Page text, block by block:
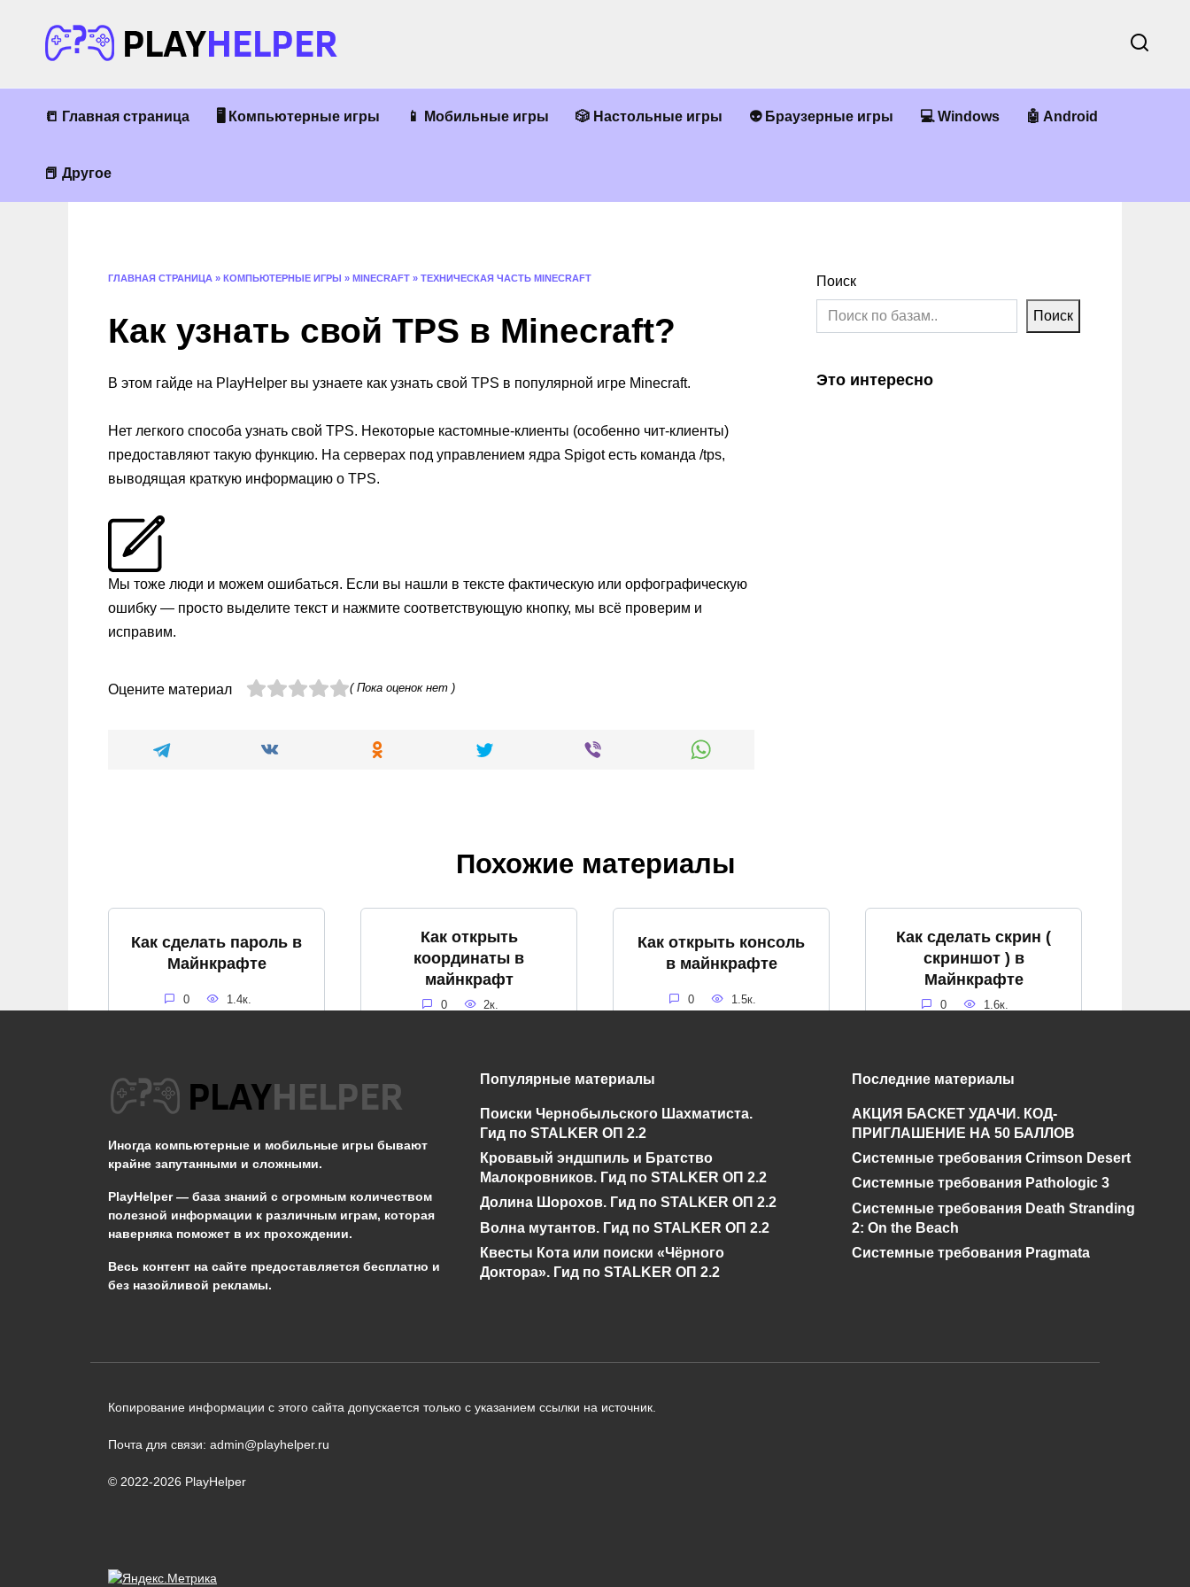
содержанию
📒 Главная страница 🖥 Компьютерные игры 📱 Мобильные игры 🎲 Настольные игры 👽 Браузерные игры 💻 Windows 🤖 Android
📕 Другое
ГЛАВНАЯ СТРАНИЦА » КОМПЬЮТЕРНЫЕ ИГРЫ » MINECRAFT » ТЕХНИЧЕСКАЯ ЧАСТЬ MINECRAFT
Как узнать свой TPS в Minecraft?
В этом гайде на PlayHelper вы узнаете как узнать свой TPS в популярной игре Minecraft.
Нет легкого способа узнать свой TPS. Некоторые кастомные-клиенты (особенно чит-клиенты)
предоставляют такую функцию. На серверах под управлением ядра Spigot есть команда /tps,
выводящая краткую информацию о TPS.
Мы тоже люди и можем ошибаться. Если вы нашли в тексте фактическую или орфографическую
ошибку — просто выделите текст и нажмите соответствующую кнопку, мы всё проверим и
исправим.
Оцените материал ( Пока оценок нет )
Поиск
Поиск
Это интересно
Похожие материалы
Как сделать пароль в
Майнкрафте
0 1.4к.
Как открыть
координаты в
майнкрафт
0 2к.
Как открыть консоль
в майнкрафте
0 1.5к.
Как сделать скрин (
скриншот ) в
Майнкрафте
0 1.6к.
Как включить дождь в
0 1.4к.
Как очистить чат в
Майнкрафте
6.3к.
Как создать регион в
0
дома и жить в
Майнкрафт
0 13.3к.
Иногда компьютерные и мобильные игры бывают
крайне запутанными и сложными.
PlayHelper — база знаний с огромным количеством
полезной информации к различным играм, которая
наверняка поможет в их прохождении.
Весь контент на сайте предоставляется бесплатно и
без назойливой рекламы.
Популярные материалы
Поиски Чернобыльского Шахматиста.
Гид по STALKER ОП 2.2
Кровавый эндшпиль и Братство
Малокровников. Гид по STALKER ОП 2.2
Долина Шорохов. Гид по STALKER ОП 2.2
Волна мутантов. Гид по STALKER ОП 2.2
Квесты Кота или поиски «Чёрного
Доктора». Гид по STALKER ОП 2.2
Последние материалы
АКЦИЯ БАСКЕТ УДАЧИ. КОД-
ПРИГЛАШЕНИЕ НА 50 БАЛЛОВ
Системные требования Crimson Desert
Системные требования Pathologic 3
Системные требования Death Stranding
2: On the Beach
Системные требования Pragmata
Копирование информации с этого сайта допускается только с указанием ссылки на источник.
Почта для связи: admin@playhelper.ru
© 2022-2026 PlayHelper
Сообщить об ошибке